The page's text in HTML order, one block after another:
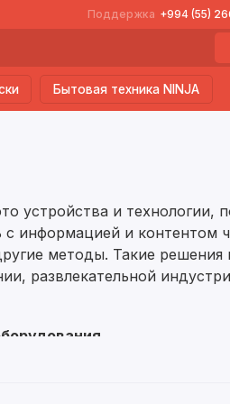
Поддержка +994 (55)
Бытовая техника NINJA
устройства и технологии,
с информацией и контентом
методы. Такие решения
развлекательной